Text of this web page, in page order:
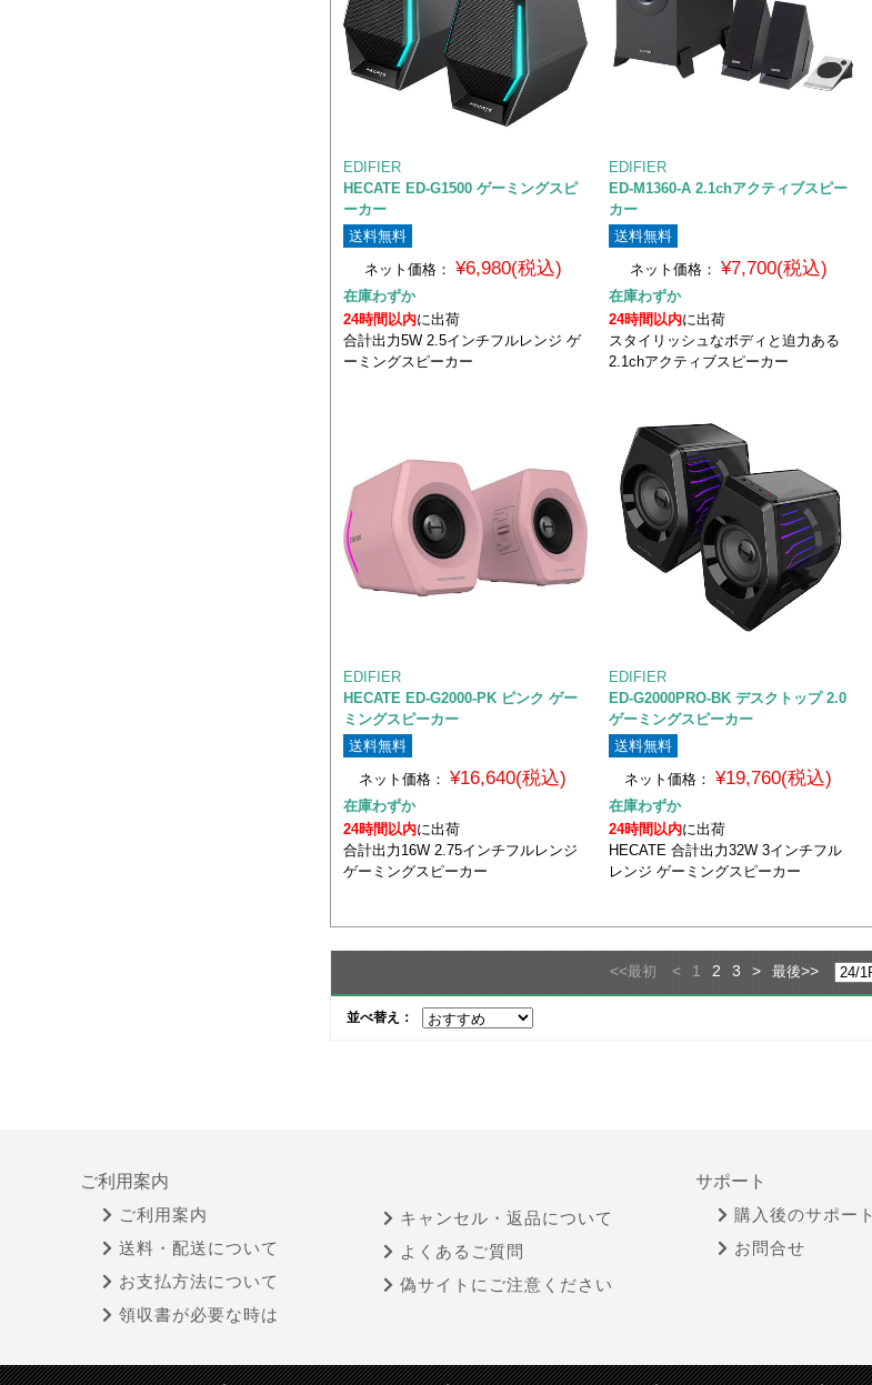
EDIFIER
HECATE ED-G1500 ゲーミングスピ
ーカー
送料無料
ネット価格： ¥6,980(税込)
在庫わずか
24時間以内に出荷
合計出力5W 2.5インチフルレンジ ゲ
ーミングスピーカー
EDIFIER
ED-M1360-A 2.1chアクティブスピー
カー
送料無料
ネット価格： ¥7,700(税込)
在庫わずか
24時間以内に出荷
スタイリッシュなボディと迫力ある
2.1chアクティブスピーカー
EDIFIER
HECATE ED-G2000-PK ピンク ゲー
ミングスピーカー
送料無料
ネット価格：
¥16,640(税込)
在庫わずか
24時間以内に出荷
合計出力16W 2.75インチフルレンジ
ゲーミングスピーカー
EDIFIER
ED-G2000PRO-BK デスクトップ 2.0
ゲーミングスピーカー
送料無料
ネット価格：
¥19,760(税込)
在庫わずか
24時間以内に出荷
HECATE 合計出力32W 3インチフル
レンジ ゲーミングスピーカー
<<最初 < 1 2 3 > 最後>>
並べ替え：
ご利用案内
ご利用案内
送料・配送について
お支払方法について
領収書が必要な時は
キャンセル・返品について
よくあるご質問
偽サイトにご注意ください
サポート
購入後のサポート
お問合せ